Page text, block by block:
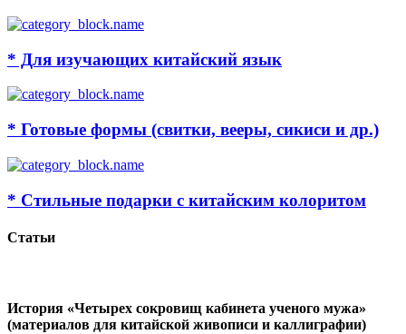
* Для изучающих китайский язык
* Готовые формы (свитки, вееры, сикиси и др.)
* Стильные подарки с китайским колоритом
Статьи
История «Четырех сокровищ кабинета ученого мужа»
(материалов для китайской живописи и каллиграфии)